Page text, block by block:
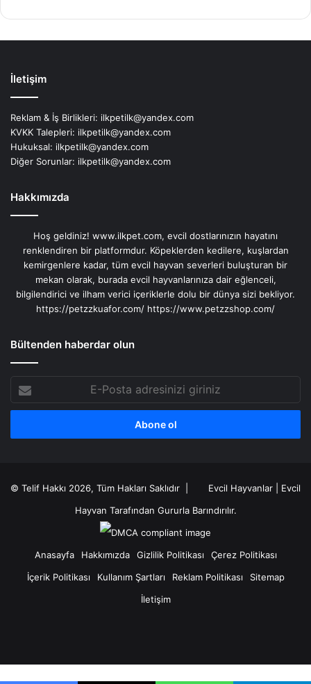
İletişim
Reklam & İş Birlikleri: ilkpetilk@yandex.com
KVKK Talepleri: ilkpetilk@yandex.com
Hukuksal: ilkpetilk@yandex.com
Diğer Sorunlar: ilkpetilk@yandex.com
Hakkımızda
Hoş geldiniz! www.ilkpet.com, evcil dostlarınızın hayatını
renklendiren bir platformdur. Köpeklerden kedilere, kuşlardan
kemirgenlere kadar, tüm evcil hayvan severleri buluşturan bir
mekan olarak, burada evcil hayvanlarınıza dair eğlenceli,
bilgilendirici ve ilham verici içeriklerle dolu bir dünya sizi bekliyor.
https://petzzkuafor.com/ https://www.petzzshop.com/
Bültenden haberdar olun
E-
Posta
adresinizi
© Telif Hakkı 2026, Tüm Hakları Saklıdır | Evcil Hayvanlar
Evcil
Hayvan Tarafından Gururla Barındırılır.
Anasayfa Hakkımızda Gizlilik Politikası
Çerez Politikası
İçerik Politikası
Kullanım Şartları Reklam Politikası
Sitemap
İletişim